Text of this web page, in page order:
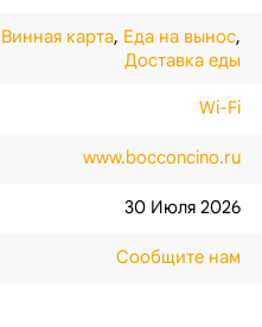
Винная карта, Еда на вынос,
Доставка еды
Wi-Fi
www.bocconcino.ru
30 Июля 2026
Сообщите нам